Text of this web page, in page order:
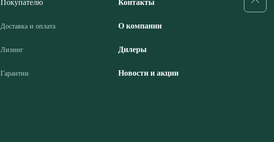
Доставка и оплата
Лизинг
Гарантии
О компании
Дилеры
Новости и акции